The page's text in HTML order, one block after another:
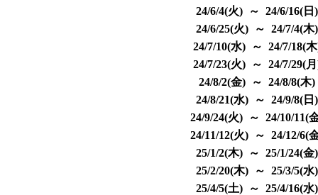
24/6/4(火) ～ 24/6/16(
24/6/25(火) ～ 24/7/4(
24/7/10(水) ～ 24/7/18(
24/7/23(火) ～ 24/7/29(
24/8/2(金) ～ 24/8/8(
24/8/21(水) ～ 24/9/8(
24/9/24(火) ～ 24/10/11(
24/11/12(火) ～ 24/12/6(
25/1/2(木) ～ 25/1/24(
25/2/20(木) ～ 25/3/5(
25/4/5(土) ～ 25/4/16(